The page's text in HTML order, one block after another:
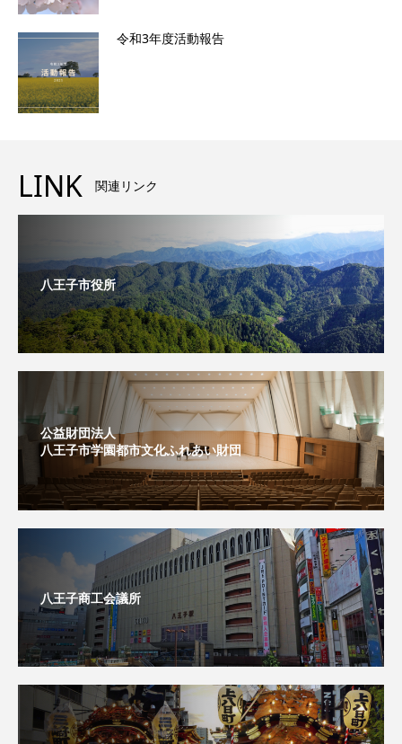
令和3年度活動報告
LINK 関連リンク
八王子市役所
公益財団法人
八王子市学園都市文化ふれあい財団
八王子商工会議所